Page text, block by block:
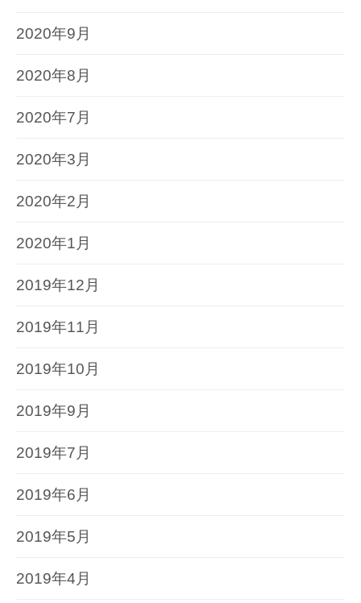
2020年9月
2020年8月
2020年7月
2020年3月
2020年2月
2020年1月
2019年12月
2019年11月
2019年10月
2019年9月
2019年7月
2019年6月
2019年5月
2019年4月